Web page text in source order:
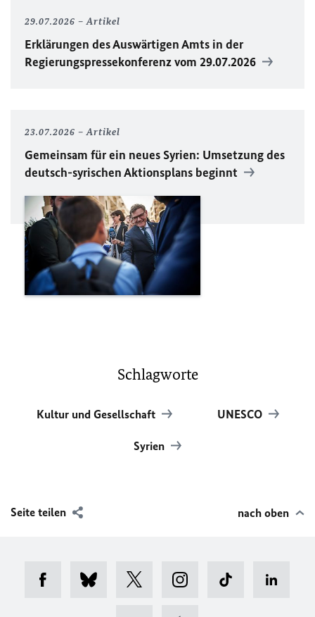
29.07.2026 Artikel
Erklärungen des Auswärtigen Amts in der
Regierungspressekonferenz vom 29.07.2026
23.07.2026 Artikel
Gemeinsam für ein neues Syrien: Umsetzung des
deutsch-syrischen Aktionsplans beginnt
Schlagworte
Kultur und Gesellschaft UNESCO
Syrien
Seite teilen nach oben